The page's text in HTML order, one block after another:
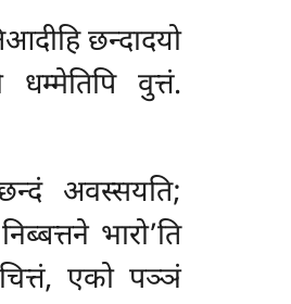
छन्दादयो
वुत्तं.
अवस्सयति;
भारो’ति
एको पञ्ञं